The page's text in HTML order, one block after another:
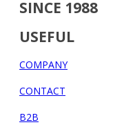
SINCE 1988
USEFUL
COMPANY
CONTACT
B2B